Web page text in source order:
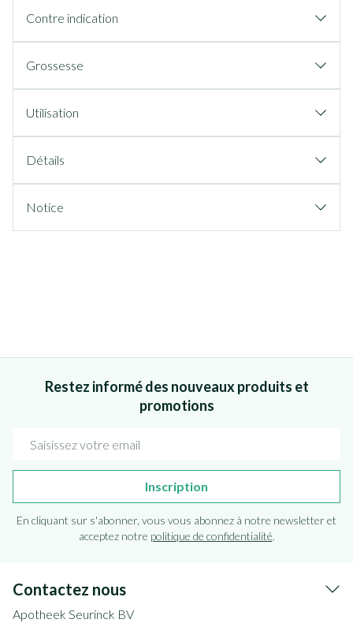
Contre indication
Grossesse
Utilisation
Détails
Notice
Restez informé des nouveaux produits et
promotions
Inscription
En cliquant sur s'abonner, vous vous abonnez à notre newsletter et
acceptez notre politique de confidentialité.
Contactez nous
Apotheek Seurinck BV